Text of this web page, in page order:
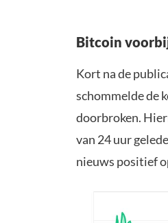
Bitcoin
Kort na de
schommelde de
doorbroken.
van 24 uur
nieuws positief